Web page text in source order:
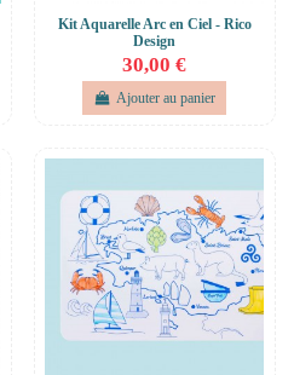
Kit Aquarelle Arc en Ciel - Rico
Design
30,00 €
Ajouter au panier